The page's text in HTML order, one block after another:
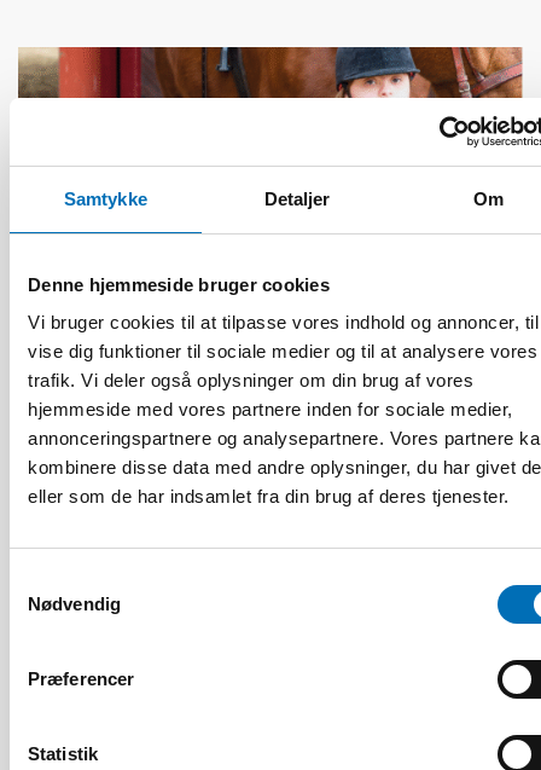
Samtykke Detaljer Om
Denne hjemmeside bruger cookies
Vi bruger cookies til at tilpasse vores indhold og annoncer,
vise dig funktioner til sociale medier og til at analysere vores
trafik. Vi deler også oplysninger om din brug af vores
hjemmeside med vores partnere inden for sociale medier,
annonceringspartnere og analysepartnere. Vores partnere
kombinere disse data med andre oplysninger, du har givet
eller som de har indsamlet fra din brug af deres tjenester.
Nødvendig
Præferencer
Statistik
HANDICAP
9 apr 2026
Nordisk samarbeid om